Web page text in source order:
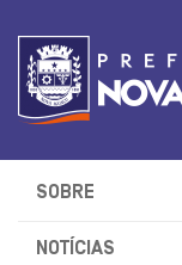
SOBRE
NOTÍCIAS